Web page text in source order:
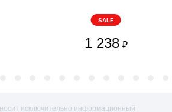
SALE
1 238 ₽
исключительно информационный